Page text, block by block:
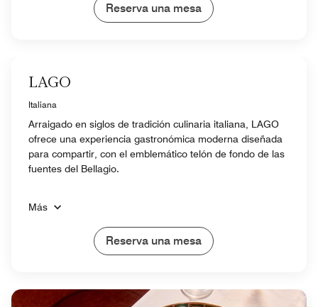
Reserva una mesa
LAGO
Italiana
Arraigado en siglos de tradición culinaria italiana, LAGO
ofrece una experiencia gastronómica moderna diseñada
para compartir, con el emblemático telón de fondo de las
fuentes del Bellagio.
Más
Reserva una mesa